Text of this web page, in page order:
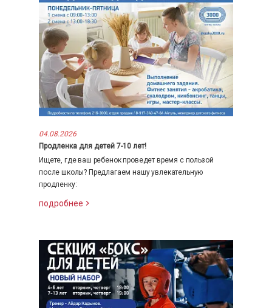
04.08.2026
Продленка для детей 7-10 лет!
Ищете, где ваш ребенок проведет время с пользой
после школы? Предлагаем нашу увлекательную
продленку:
подробнее